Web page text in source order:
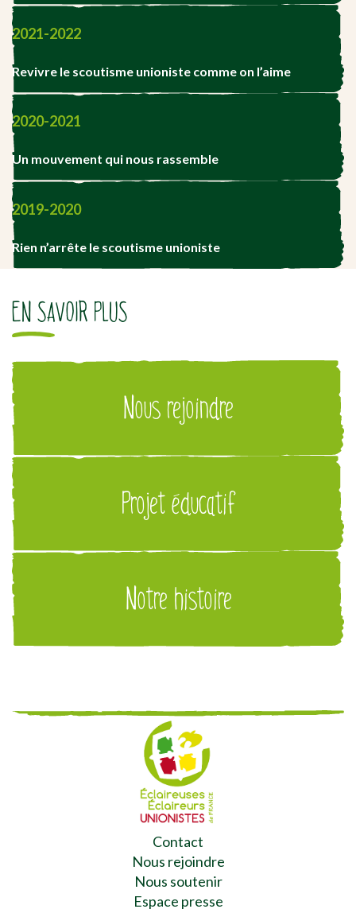
2021-2022
Revivre le scoutisme unioniste comme on l’aime
2020-2021
Un mouvement qui nous rassemble
2019-2020
Rien n’arrête le scoutisme unioniste
EN SAVOIR PLUS
Nous rejoindre
Projet éducatif
Notre histoire
Contact
Nous rejoindre
Nous soutenir
Espace presse